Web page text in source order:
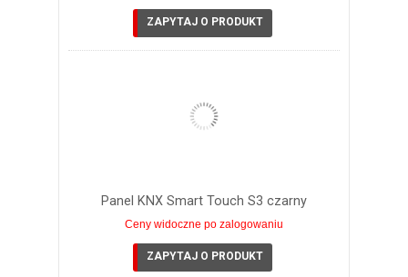
ZAPYTAJ O PRODUKT
Panel KNX Smart Touch S3 czarny
Ceny widoczne po zalogowaniu
ZAPYTAJ O PRODUKT